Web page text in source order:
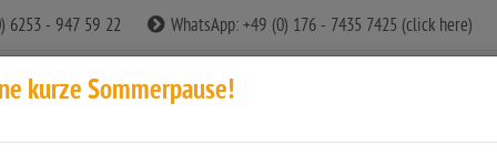
6253 - 947 59 22 WhatsApp: +49 (0) 176 - 7435 7425 (click here)
kurze Sommerpause!